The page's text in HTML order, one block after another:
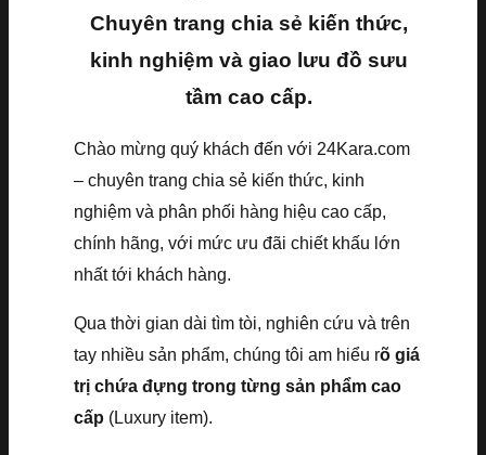
Chuyên trang chia sẻ kiến thức,
kinh nghiệm và giao lưu đồ sưu
tầm cao cấp.
Chào mừng quý khách đến với 24Kara.com
– chuyên trang chia sẻ kiến thức, kinh
nghiệm và phân phối hàng hiệu cao cấp,
chính hãng, với mức ưu đãi chiết khấu lớn
nhất tới khách hàng.
Qua thời gian dài tìm tòi, nghiên cứu và trên
tay nhiều sản phẩm, chúng tôi am hiểu rõ giá
trị chứa đựng trong từng sản phẩm cao
cấp (Luxury item).